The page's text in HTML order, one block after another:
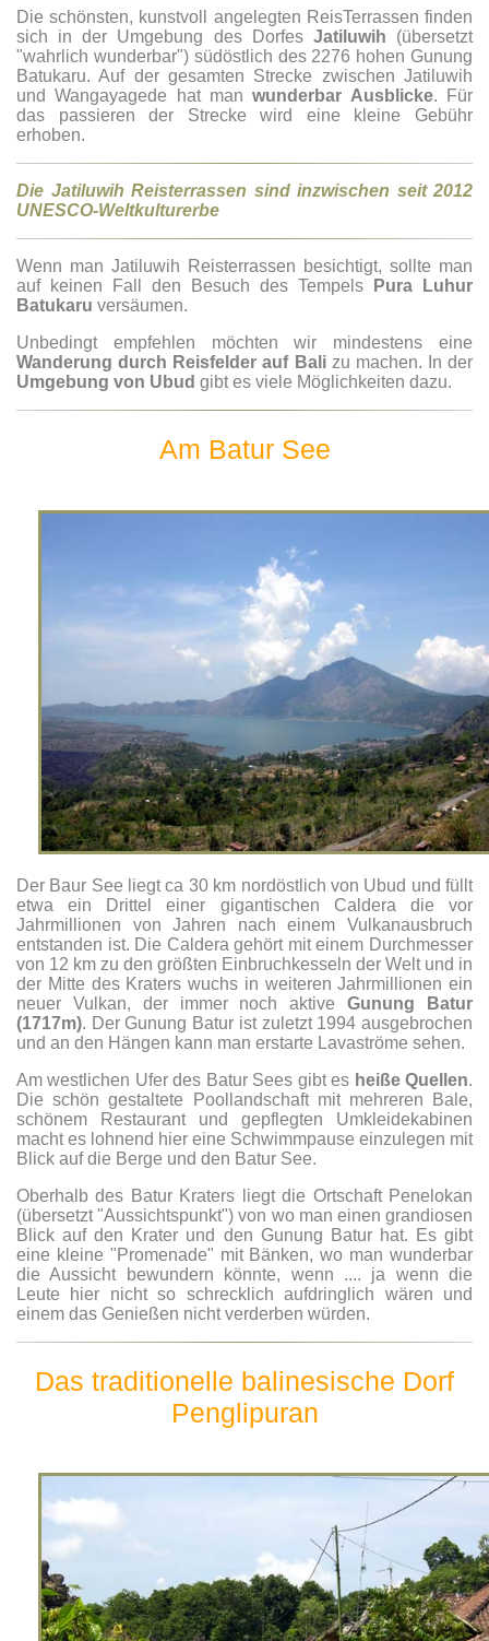
Die schönsten, kunstvoll angelegten ReisTerrassen finden
sich in der Umgebung des Dorfes Jatiluwih (übersetzt
"wahrlich wunderbar") südöstlich des 2276 hohen Gunung
Batukaru. Auf der gesamten Strecke zwischen Jatiluwih
und Wangayagede hat manwunderbar Ausblicke. Für
das passieren der Strecke wird eine kleine Gebühr
erhoben.
Die Jatiluwih Reisterrassen sind inzwischen seit 2012
UNESCO-Weltkulturerbe
Wenn man Jatiluwih Reisterrassen besichtigt, sollte man
auf keinen Fall den Besuch des Tempels
Pura Luhur
Batukaru versäumen.
Unbedingt empfehlen möchten wir mindestens eine
Wanderung durch Reisfelder auf Bali zu machen. In der
Umgebung von Ubud gibt es viele Möglichkeiten dazu.
Am Batur See
Der Baur See liegt ca 30 km nordöstlich von Ubud und füllt
etwa ein Drittel einer gigantischen Caldera die vor
Jahrmillionen von Jahren nach einem Vulkanausbruch
entstanden ist. Die Caldera gehört mit einem Durchmesser
von 12 km zu den größten Einbruchkesseln der Welt und in
der Mitte des Kraters wuchs in weiteren Jahrmillionen ein
neuer Vulkan, der immer noch aktiveGunung Batur
(1717m). Der Gunung Batur ist zuletzt 1994 ausgebrochen
und an den Hängen kann man erstarte Lavaströme sehen.
Am westlichen Ufer des Batur Sees gibt es heiße Quellen.
Die schön gestaltete Poollandschaft mit mehreren Bale,
schönem Restaurant und gepflegten Umkleidekabinen
macht es lohnend hier eine Schwimmpause einzulegen mit
Blick auf die Berge und den Batur See.
Oberhalb des Batur Kraters liegt die Ortschaft Penelokan
(übersetzt "Aussichtspunkt") von wo man einen grandiosen
Blick auf den Krater und den Gunung Batur hat. Es gibt
eine kleine "Promenade" mit Bänken, wo man wunderbar
die Aussicht bewundern könnte, wenn .... ja wenn die
Leute hier nicht so schrecklich aufdringlich wären und
einem das Genießen nicht verderben würden.
Das traditionelle balinesische Dorf
Penglipuran